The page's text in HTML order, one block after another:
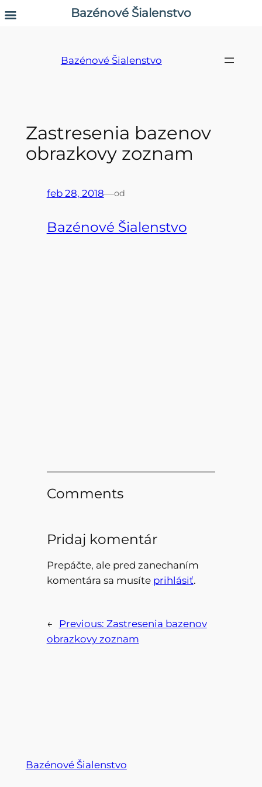
Bazénové Šialenstvo
Zastresenia bazenov
obrazkovy zoznam
feb 28, 2018—od
Bazénové Šialenstvo
Comments
Pridaj komentár
Prepáčte, ale pred zanechaním
komentára sa musíte prihlásiť.
← Previous: Zastresenia bazenov
obrazkovy zoznam
Bazénové Šialenstvo
Bazénové Šialenstvo